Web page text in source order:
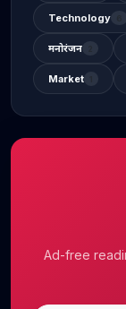
Technology
मनोरंजन
Market
Ad-free